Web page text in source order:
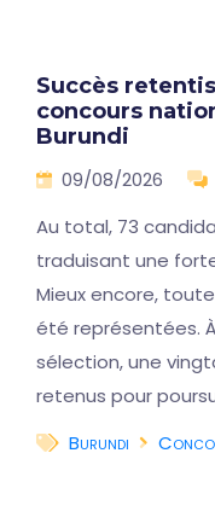
Succès
concours
Burundi
09/08/2026
Au total, 73
traduisant une
Mieux encore,
été représentées.
sélection, une
retenus pour
Burundi